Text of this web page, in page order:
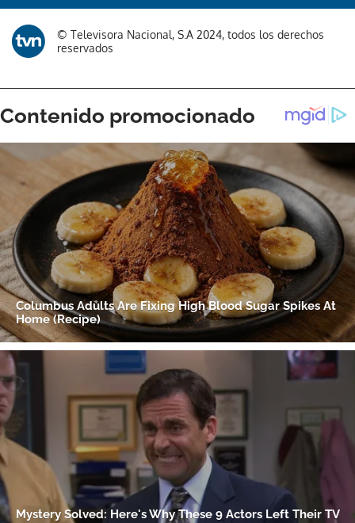
© Televisora Nacional, S.A 2024, todos los derechos
reservados